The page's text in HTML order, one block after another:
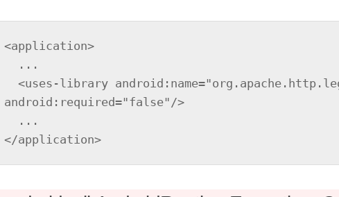
<application>
android:required="false"/>
</application>